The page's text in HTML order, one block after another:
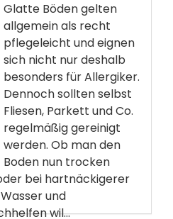
Glatte Böden gelten
allgemein als recht
pflegeleicht und eignen
sich nicht nur deshalb
besonders für Allergiker.
Dennoch sollten selbst
Fliesen, Parkett und Co.
regelmäßig gereinigt
werden. Ob man den
Boden nun trocken
bei hartnäckigerer
und
wil...